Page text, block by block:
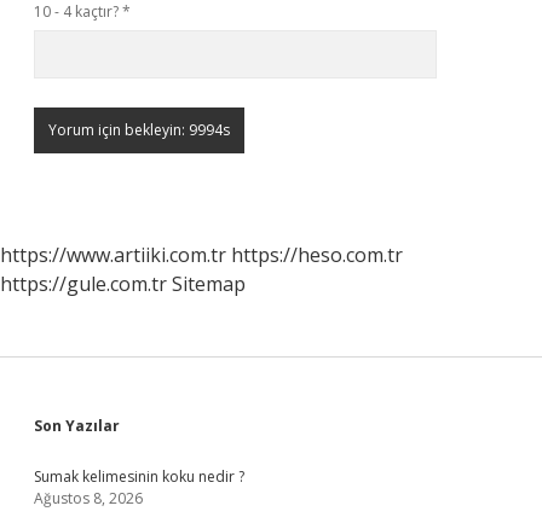
10 - 4 kaçtır?*
https://www.artiiki.com.tr https://heso.com.tr
https://gule.com.trSitemap
Sidebar
Son Yazılar
Sumak kelimesinin koku nedir ?
Ağustos 8, 2026